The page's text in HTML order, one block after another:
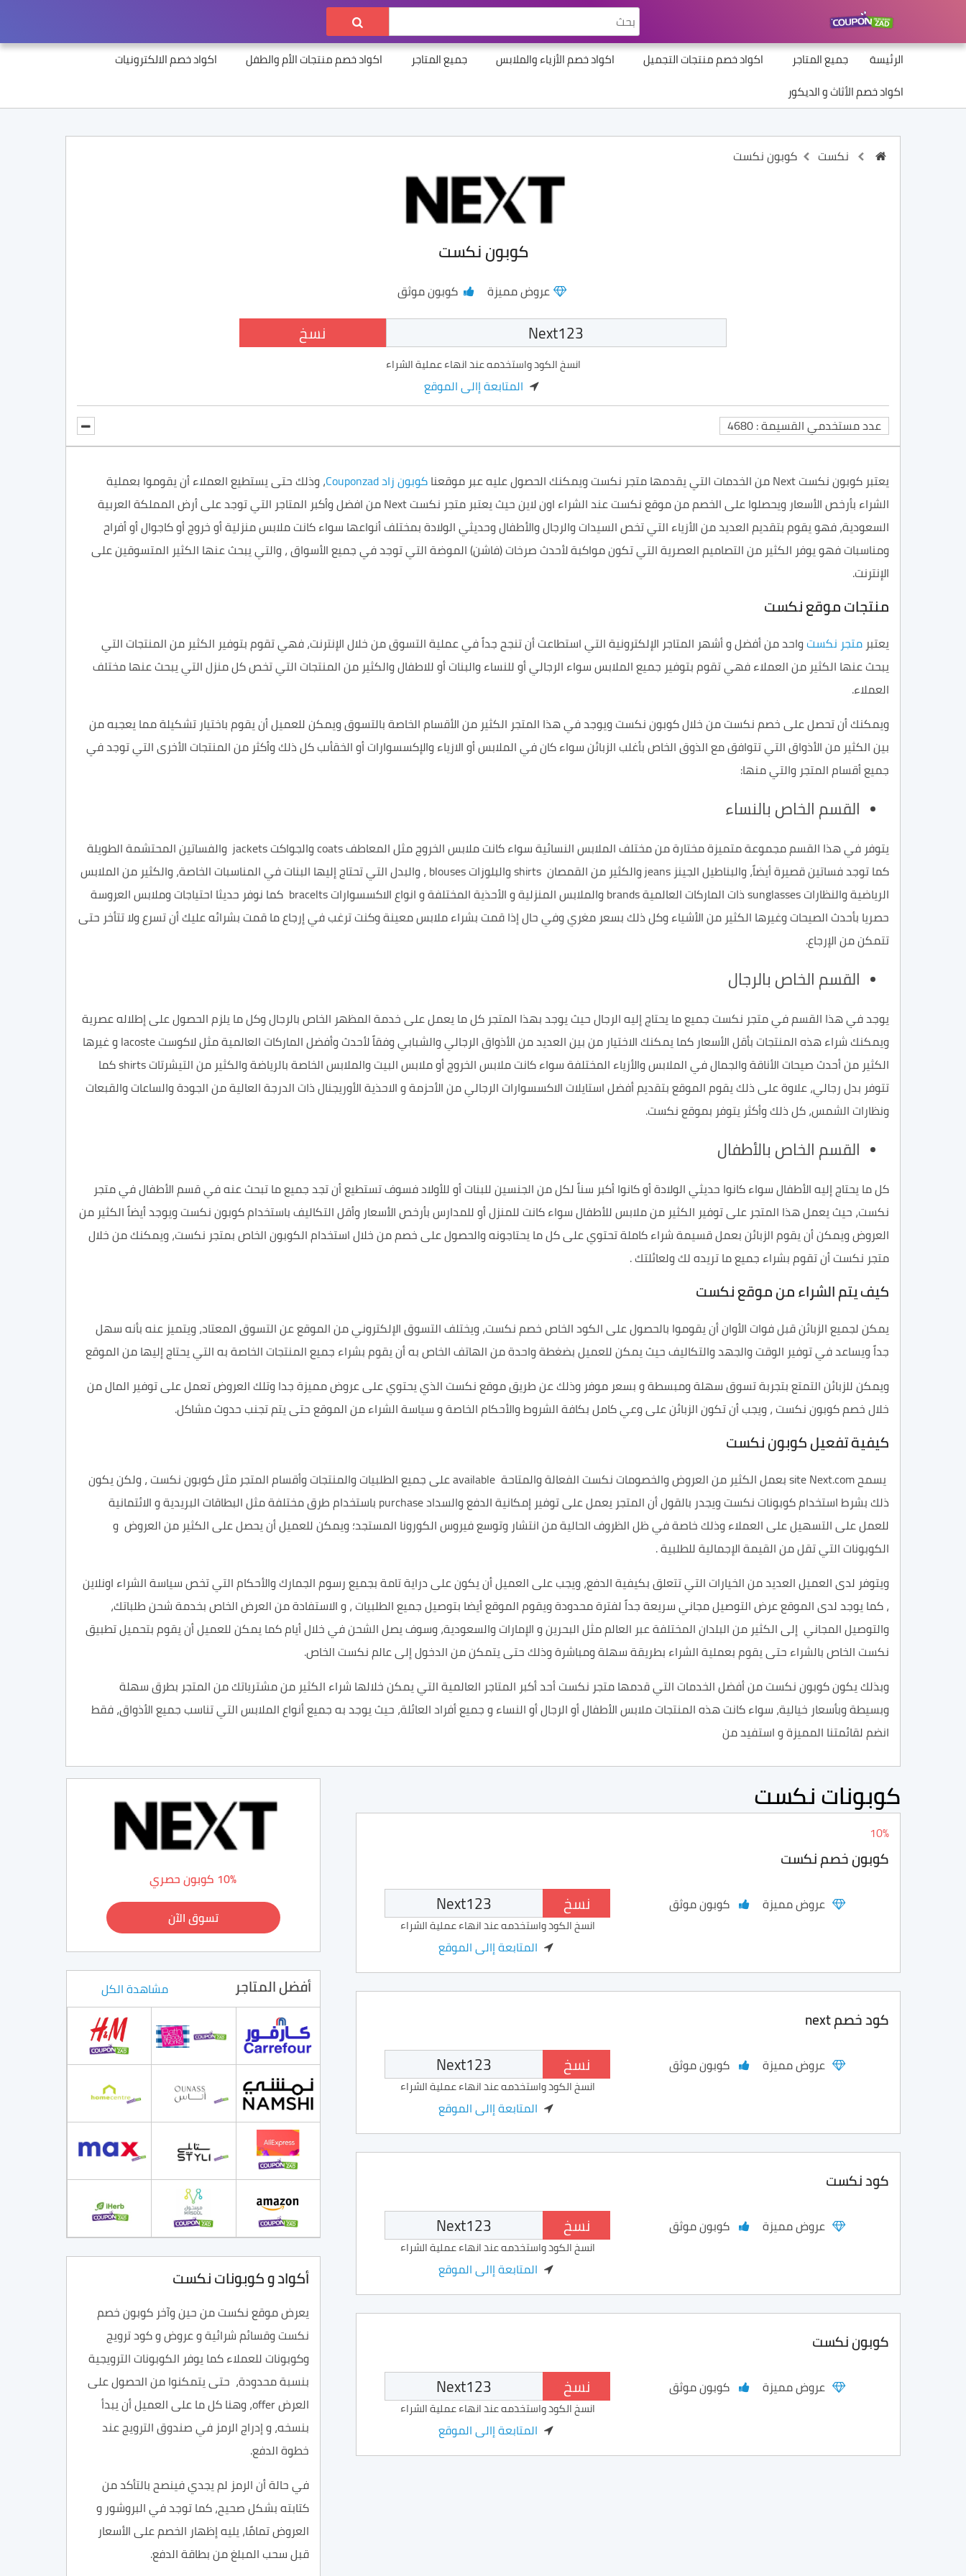
الرئيسة جميع المتاجر اكواد خصم منتجات التجميل اكواد خصم الأزياء والملابس جميع المتاجر اكواد خصم منتجات الأم والطفل
اكواد خصم الالكترونيات
اكواد خصم الأثاث و الديكور
نكست كوبون نكست
كوبون نكست
عروض مميزة كوبون موثق
نسخ
انسخ الكود واستخدمه عند انهاء عملية الشراء
المتابعة إالى الموقع
عدد مستخدمي القسيمة : 4680
يعتبركوبون نكستNextمن الخدمات التي يقدمهامتجر نكست ويمكنك الحصول عليه عبر موقعناكوبون زاد Couponzad ، وذلك حتى يستطيعالعملاءأن يقوموا بعملية
الشراء بأرخصالأسعار ويحصلوا على الخصممنموقع نكستعند الشراء اون لاينحيث يعتبر متجر نكست Next منافضلوأكبر المتاجر التي توجد على أرض المملكة العربية
السعودية، فهو يقوم بتقديم العديد منالأزياء التي تخصالسيدات والرجال والأطفال وحديثي الولادةبمختلف أنواعها سواء كانت ملابسمنزلية أو خروج أو كاجوال أو أفراح
ومناسباتفهو يوفر الكثير منالتصاميمالعصرية التي تكون مواكبة لأحدث صرخات(فاشن) الموضة التي توجد في جميع الأسواق ، والتي يبحث عنها الكثير المتسوقين على
الإنترنت.
منتجات موقع نكست
يعتبرمتجر نكستواحد منأفضلو أشهر المتاجر الإلكترونيةالتي استطاعت أن تنجح جداً في عمليةالتسوقمن خلالالإنترنت،فهي تقوم بتوفير الكثير من المنتجات التي
يبحث عنها الكثير من العملاء فهي تقوم بتوفير جميعالملابس سواء الرجالي أو للنساء والبنات أو للاطفالوالكثير من المنتجات التي تخص كل منزل التي يبحث عنها مختلف
العملاء.
ويمكنك أن تحصل علىخصمنكستمن خلالكوبون نكست ويوجد في هذا المتجر الكثير منالأقسامالخاصة بالتسوق ويمكن للعميل أن يقوم باختيارتشكيلةمما يعجبه من
بين الكثير من الأذواق التي تتوافق مع الذوق الخاص بأغلب الزبائنسواءكان فيالملابسأو الازياء والإكسسوارات أو الخقأىبكل ذلك وأكثر من المنتجات الأخرى التي توجد في
جميعأقسامالمتجر والتي منها:
القسمالخاص بالنساء
يتوفر في هذا القسم مجموعة متميزة مختارة من مختلف الملابسالنسائيةسواء كانت ملابس الخروج مثل المعاطفcoatsوالجواكتjacketsوالفساتينالمحتشمة الطويلة
كما توجد فساتين قصيرة أيضاً، والبناطيل الجينزjeansوالكثير من القمصان shirts والبلوزات blouses ، والبدل التي تحتاج إليها البنات في المناسبات الخاصة، والكثير من الملابس
الرياضية والنظاراتsunglassesذات الماركات العالميةbrands والملابس المنزلية و الأحذية المختلفة
و انواع الاكسسوارات bracelts كما نوفر حديثا احتياجات وملابس العروسة
حصريا بأحدث الصيحات وغيرها الكثير من الأشياء وكل ذلكبسعر مغريوفيحالإذا قمت بشراء ملابس معينة وكنت ترغب فيإرجاعما قمت بشرائه عليك أن تسرع ولا تتأخر حتى
تتمكن منالإرجاع.
القسمالخاص بالرجال
يوجد في هذا القسمفيمتجر نكست جميع ما يحتاج إليهالرجالحيث يوجد بهذا المتجر كل ما يعمل على خدمة المظهر الخاصبالرجالوكل ما يلزمالحصولعلى إطلاله عصرية
ويمكنك شراء هذه المنتجات بأقلالأسعار كما يمكنك الاختيار من بين العديد من الأذواق الرجالي والشبابي وفقاً لأحدث وأفضلالماركات العالمية مثل لاكوست lacoste و
غيرها
الكثير منأحدث صيحات الأناقة والجمال في الملابس والأزياء المختلفة سواء كانت ملابس الخروج أو ملابس البيت والملابس الخاصة بالرياضة والكثير من التيشرتاتshirtsكما
تتوفر بدل رجالي، علاوة على ذلك يقوم الموقع بتقديم أفضلاستايلات الاكسسوارات الرجاليمن الأحزمةو الاحذيةالأوريجنال ذات الدرجة العالية من الجودة والساعات والقبعات
ونظارات الشمس، كل ذلك وأكثر يتوفر بموقع نكست.
القسم الخاص بالأطفال
كل ما يحتاج إليه الأطفال سواء كانوا حديثي الولادةأو كانوا أكبر سناً لكل من الجنسينللبناتأو للأولاد فسوف تستطيع أن تجد جميع ما تبحث عنه في قسم الأطفال فيمتجر
نكست، حيث يعمل هذا المتجر على توفير الكثير من ملابس للأطفال سواء كانت للمنزل أوللمدارسبأرخصالأسعار وأقلالتكاليف باستخدامكوبون نكست ويوجد أيضاً الكثير من
العروضويمكن أن يقومالزبائنبعملقسيمةشراء كاملة تحتوي على كل ما يحتاجونه والحصول علىخصممن خلال استخدامالكوبونالخاص بمتجر نكست، ويمكنك من خلال
متجر نكست أن تقوم بشراء جميع ما تريده لكولعائلتك.
كيف يتم الشراء من موقع نكست
يمكن لجميع الزبائن قبل فوات الأوان أن يقوموا بالحصول على الكود الخاص خصم نكست، ويختلف التسوق الإلكتروني منالموقععن التسوق المعتاد، ويتميز عنه بأنه سهل
جداً ويساعد في توفير الوقت والجهد والتكاليفحيث يمكن للعميل بضغطة واحدة من الهاتف الخاص به أن يقوم بشراء جميع المنتجات الخاصة به التي يحتاج إليها من الموقع
ويمكن للزبائن التمتع بتجربة تسوق سهلة ومبسطةو بسعرموفر وذلك عن طريق موقع نكست الذي يحتوي على عروضمميزة جدا وتلك العروض تعمل على توفير المال من
خلال خصمكوبون نكست ، ويجب أن تكون الزبائن على وعي كامل بكافةالشروط والأحكامالخاصة وسياسةالشراء من الموقع حتى يتم تجنب حدوث مشاكل.
كيفية تفعيل كوبون نكست
يسمحsite Next.comبعمل الكثير من العروض والخصومات نكست الفعالة والمتاحة available على جميعالطلبيات والمنتجات وأقسام المتجر مثل كوبون نكست ، ولكن يكون
ذلكبشرطاستخدامكوبونات نكست ويجدر بالقول أن المتجر يعمل على توفير إمكانيةالدفعوالسداد purchase باستخدام طرق مختلفة مثل البطاقات البريدية و الائتمانية
للعمل على التسهيل على العملاء وذلك خاصة في ظل الظروف الحالية من انتشار وتوسع فيروس الكورونا المستجد؛ ويمكن للعميل أن يحصل على الكثير منالعروض و
الكوبونات التي تقل من القيمة الإجمالية للطلبية .
ويتوفر لدى العميل العديد منالخيارات التي تتعلق بكيفية الدفع، ويجب على العميل أن يكون على دراية تامة بجميعرسوم الجمارك والأحكام التي تخص سياسة الشراء اونلاين
،كما يوجد لدى الموقع عرض التوصيل مجانيسريعة جداً لفترة محدودة ويقوم الموقع أيضا بتوصيل جميعالطلبيات ، و الاستفادة من العرض الخاص بخدمة شحن طلباتك،
والتوصيل المجاني إلىالكثير منالبلدانالمختلفة عبر العالم مثلالبحرين و الإمارات والسعودية، وسوف يصلالشحنفي خلالأيامكما يمكن للعميل أن يقوم بتحميلتطبيق
نكست الخاص بالشراء حتى يقوم بعملية الشراء بطريقة سهلة ومباشرة وذلك حتى يتمكن من الدخول إلىعالمنكست الخاص.
وبذلك يكونكوبون نكستمن أفضل الخدمات التي قدمها متجر نكست أحد أكبر المتاجر العالمية التي يمكن خلالها شراء الكثير منمشترياتك من المتجر بطرق سهلة
وبسيطة وبأسعار خيالية، سواء كانت هذه المنتجات ملابس الأطفال أو الرجال أو النساء و جميع أفراد العائلة، حيث يوجد به جميع أنواع الملابس التي تناسب جميع الأذواق، فقط
انضم لقائمتنا المميزة و استفيد من
كوبونات نكست
10%
كوبون خصم نكست
عروض مميزة كوبون موثق نسخ
انسخ الكود واستخدمه عند انهاء عملية الشراء
المتابعة إالى الموقع
كود خصم next
عروض مميزة كوبون موثق نسخ
انسخ الكود واستخدمه عند انهاء عملية الشراء
المتابعة إالى الموقع
كود نكست
عروض مميزة كوبون موثق نسخ
انسخ الكود واستخدمه عند انهاء عملية الشراء
المتابعة إالى الموقع
كوبون نكست
عروض مميزة كوبون موثق نسخ
انسخ الكود واستخدمه عند انهاء عملية الشراء
المتابعة إالى الموقع
10% كوبون حصري
تسوق الآن
أفضل المتاجر مشاهدة الكل
أكواد و كوبونات نكست
يعرض موقع نكست من حين وآخر كوبون خصم
نكست وقسائم شرائية و عروض و كود ترويج
وكوبونات للعملاء كما يوفر الكوبونات الترويجية
بنسبة محدودة، حتى يتمكنوا من الحصول على
العرض offer، وهنا كل ما على العميل أن يبدأ
بنسخه، و إدراج الرمز في صندوق الترويج عند
خطوة الدفع.
في حالة أن الرمز لم يجدي فينصح بالتأكد من
كتابته بشكل صحيح، كما توجد في البروشور و
العروض تمامًا، يليه إظهار الخصم على الأسعار
قبل سحب المبلغ من بطاقة الدفع.